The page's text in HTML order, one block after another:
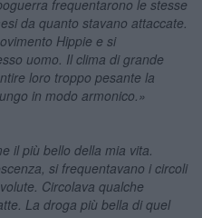
frequentarono le stesse
da quanto stavano attaccate.
Hippie e si
uomo. Il clima di grande
loro troppo pesante la
in modo armonico.»
il più bello della mia vita.
si frequentavano i circoli
Circolava qualche
La droga più bella di quel